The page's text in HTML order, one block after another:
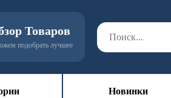
Товаров
подобрать лучшее
Новинки